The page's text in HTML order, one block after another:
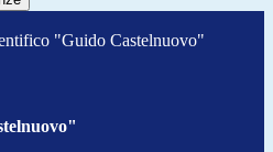
"Guido Castelnuovo"